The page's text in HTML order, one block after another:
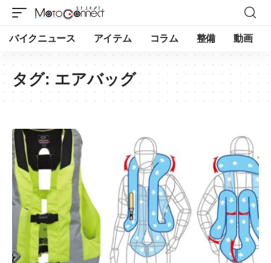
バイクニュース アイテム コラム 整備 動画
タグ: エアバッグ